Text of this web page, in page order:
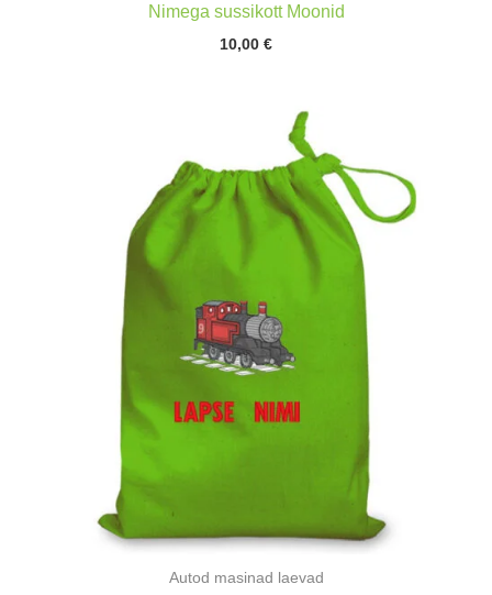
Nimega sussikott Moonid
10,00 €
Autod masinad laevad